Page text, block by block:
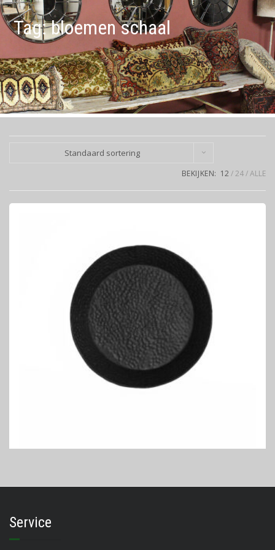
Tag:bloemen schaal
Standaard sortering
BEKIJKEN: 12 24 ALLE
Decoratie schaal zwart 65cm
Service